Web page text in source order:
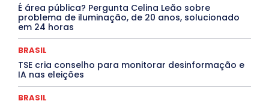
Cultura e Tal
DANÇA Dengue
Denuncia
DESTAQUE BRASIL
DESTAQUE DF
DESTAQUE SAÚDE
DESTAQUES OUTROS
Especial
Espírito Santo ESPORTE
ESTÁGIO
EVENTOS
Febre Oropouche
FILMES
Goiás
É área pública? Pergunta Celina Leão sobre
problema de iluminação, de 20 anos, solucionado
em 24 horas
BRASIL
TSE cria conselho para monitorar desinformação e
IA nas eleições
BRASIL